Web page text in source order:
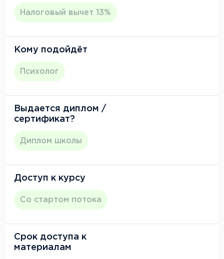
Налоговый вычет 13%
Кому подойдёт
Психолог
Выдается диплом /
сертификат?
Диплом школы
Доступ к курсу
Со стартом потока
Срок доступа к
материалам